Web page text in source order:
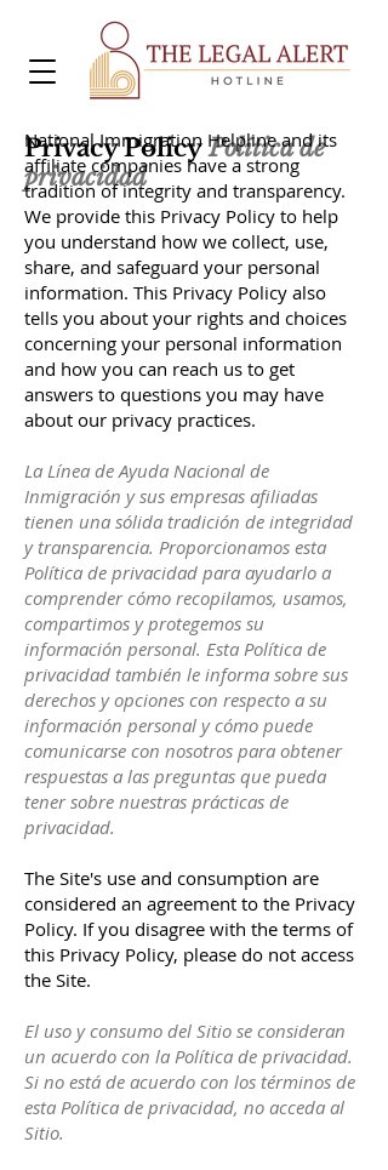
Privacy PolicyPolítica de
privacidad
National Immigration Helpline and its
affiliate companies have a strong
tradition of integrity and transparency.
We provide this Privacy Policy to help
you understand how we collect, use,
share, and safeguard your personal
information. This Privacy Policy also
tells you about your rights and choices
concerning your personal information
and how you can reach us to get
answers to questions you may have
about our privacy practices.
La Línea de Ayuda Nacional de
Inmigración y sus empresas afiliadas
tienen una sólida tradición de integridad
y transparencia. Proporcionamos esta
Política de privacidad para ayudarlo a
comprender cómo recopilamos, usamos,
compartimos y protegemos su
información personal. Esta Política de
privacidad también le informa sobre sus
derechos y opciones con respecto a su
información personal y cómo puede
comunicarse con nosotros para obtener
respuestas a las preguntas que pueda
tener sobre nuestras prácticas de
privacidad.
The Site's use and consumption are
considered an agreement to the Privacy
Policy. If you disagree with the terms of
this Privacy Policy, please do not access
the Site.
El uso y consumo del Sitio se consideran
un acuerdo con la Política de privacidad.
Si no está de acuerdo con los términos de
esta Política de privacidad, no acceda al
Sitio.